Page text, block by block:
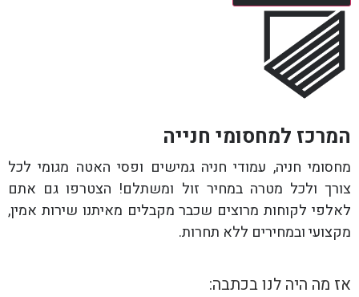
המרכז למחסומי חנייה
מחסומי חניה, עמודי חניה גמישים ופסי האטה מגומי לכל
צורך ולכל מטרה במחיר זול ומשתלם! הצטרפו גם אתם
לאלפי לקוחות מרוצים שכבר מקבלים מאיתנו שירות אמין,
מקצועי ובמחירים ללא תחרות.
אז מה היה לנו בכתבה: